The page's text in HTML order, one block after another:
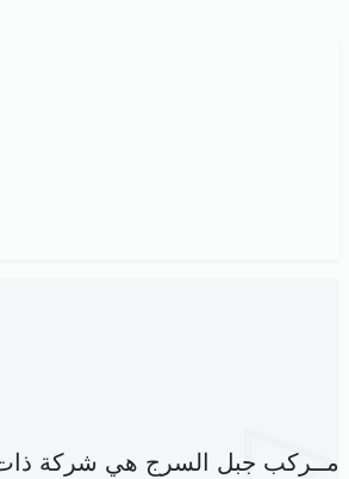
مــركب جبل السرج هي شركة ذات